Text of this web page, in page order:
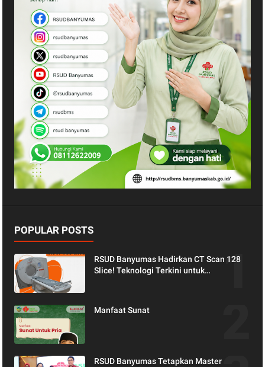
POPULAR POSTS
RSUD Banyumas Hadirkan CT Scan 128
Slice! Teknologi Terkini untuk
Manfaat Sunat
RSUD Banyumas Tetapkan Master